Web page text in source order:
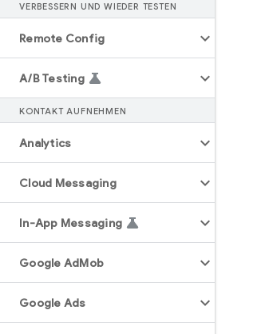
VERBESSERN UND WIEDER TESTEN
Remote Config
A/B Testing
KONTAKT AUFNEHMEN
Analytics
Cloud Messaging
In-App Messaging
Google AdMob
Google Ads